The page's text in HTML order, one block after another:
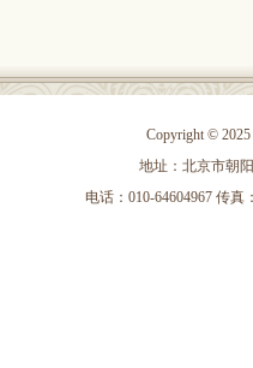
Copyright ©
地址：北京市朝
电话：010-64604967 传真